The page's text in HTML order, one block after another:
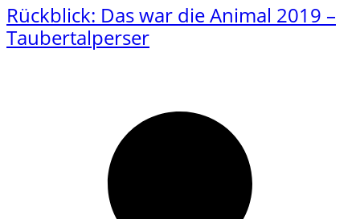
Rückblick: Das war die Animal 2019 –
Taubertalperser